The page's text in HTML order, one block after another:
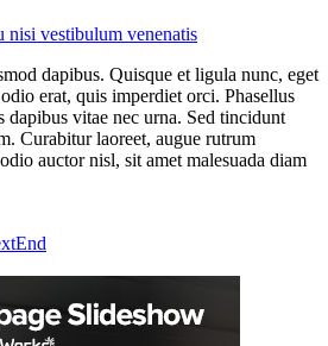
dapibus. Quisque et ligula nunc, eget
erat, quis imperdiet orci. Phasellus
dapibus vitae nec urna. Sed tincidunt
Curabitur laoreet, augue rutrum
auctor nisl, sit amet malesuada diam
End